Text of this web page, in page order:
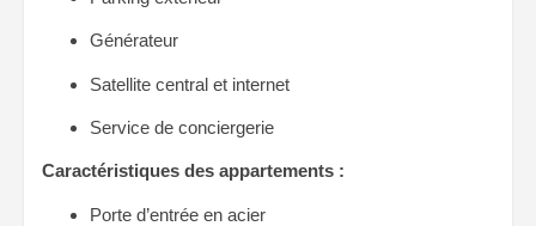
Générateur
Satellite central et internet
Service de conciergerie
Caractéristiques des appartements :
Porte d’entrée en acier